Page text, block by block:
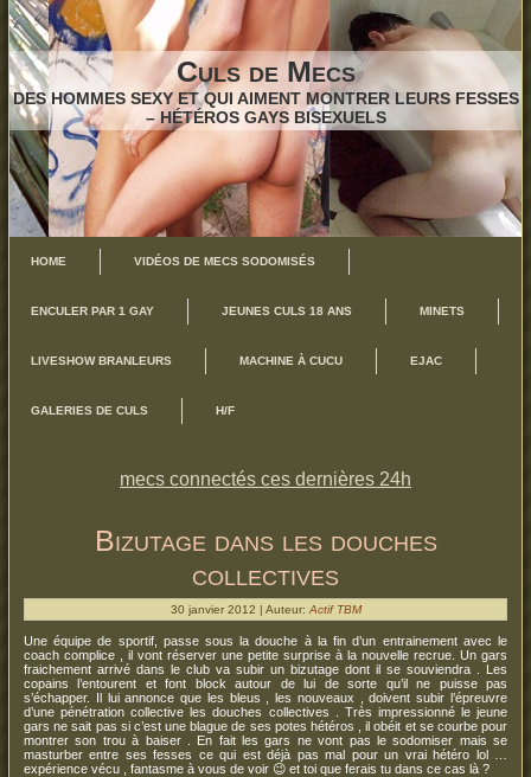
Culs de Mecs
DES HOMMES SEXY ET QUI AIMENT MONTRER LEURS FESSES
– HÉTÉROS GAYS BISEXUELS
HOME VIDÉOS DE MECS SODOMISÉS
ENCULER PAR 1 GAY JEUNES CULS 18 ANS MINETS
LIVESHOW BRANLEURS MACHINE À CUCU EJAC
GALERIES DE CULS H/F
mecs connectés ces dernières 24h
Bizutage dans les douches
collectives
30 janvier 2012 | Auteur: Actif TBM
Une équipe de sportif, passe sous la douche à la fin d’un entrainement avec le
coach complice , il vont réserver une petite surprise à la nouvelle recrue. Un gars
fraichement arrivé dans le club va subir un bizutage dont il se souviendra . Les
copains l’entourent et font block autour de lui de sorte qu’il ne puisse pas
s’échapper. Il lui annonce que les bleus , les nouveaux , doivent subir l’épreuvre
d’une pénétration collective les douches collectives . Très impressionné le jeune
gars ne sait pas si c’est une blague de ses potes hétéros , il obéit et se courbe pour
montrer son trou à baiser . En fait les gars ne vont pas le sodomiser mais se
masturber entre ses fesses ce qui est déjà pas mal pour un vrai hétéro lol …
expérience vécu , fantasme à vous de voir 😉 et toi que ferais tu dans ce cas là ?